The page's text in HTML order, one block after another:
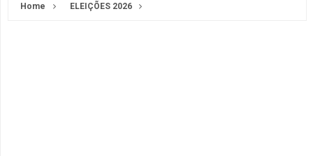
Home ELEIÇÕES 2026